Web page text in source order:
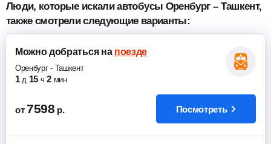
Люди, которые искали автобусы Оренбург – Ташкент,
также смотрели следующие варианты:
Можно добратьсяна поезде
Оренбург- Ташкент
1 д 15 ч 2 мин
от 7598 р. Посмотреть